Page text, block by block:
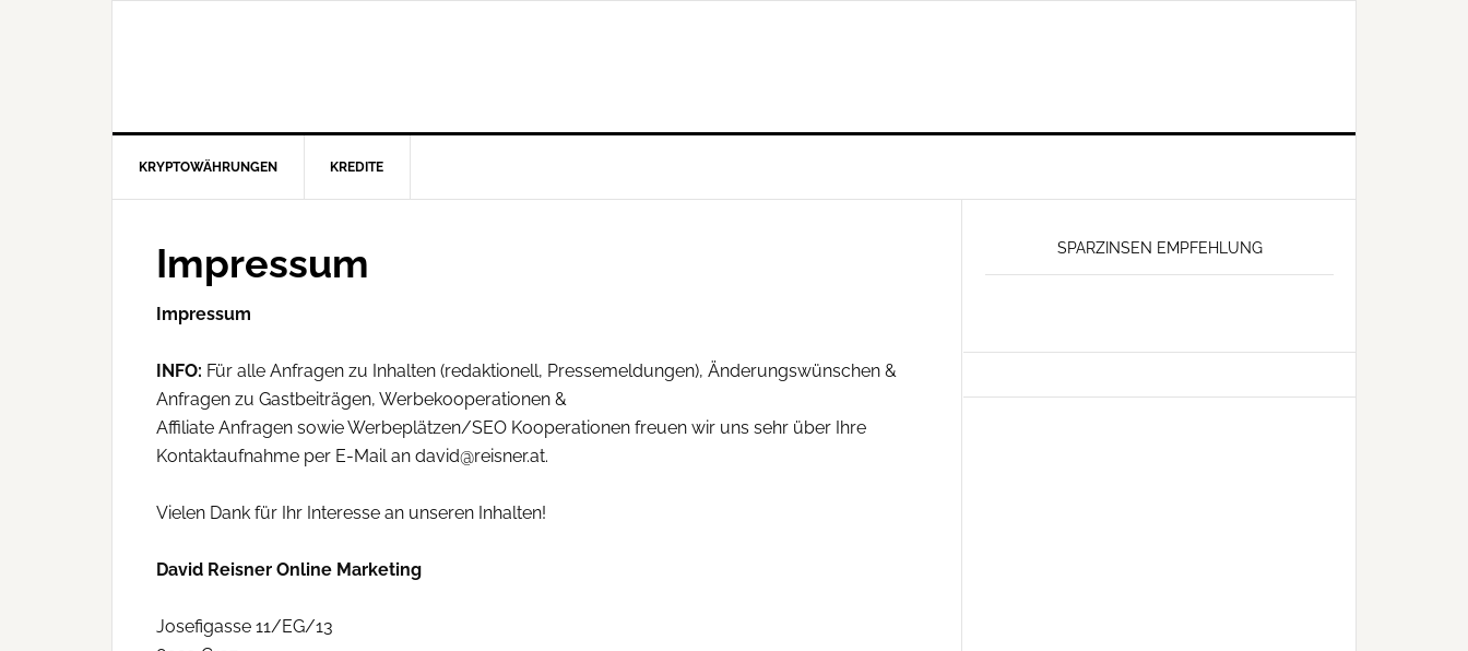
KRYPTOWÄHRUNGEN KREDITE
Impressum
Impressum
INFO: Für alle Anfragen zu Inhalten (redaktionell, Pressemeldungen), Änderungswünschen &
Anfragen zu Gastbeiträgen, Werbekooperationen &
Affiliate Anfragen sowie Werbeplätzen/SEO Kooperationen freuen wir uns sehr über Ihre
Kontaktaufnahme per E-Mail an david@reisner.at.
Vielen Dank für Ihr Interesse an unseren Inhalten!
David Reisner Online Marketing
Josefigasse 11/EG/13
SPARZINSEN EMPFEHLUNG